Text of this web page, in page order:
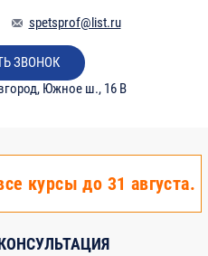
spetsprof@list.ru
ЗВОНОК
, Южное ш., 16 В
курсы до 31 августа.